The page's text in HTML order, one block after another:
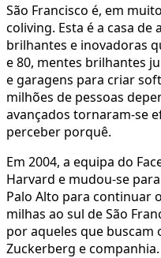
São Francisco é, em
coliving. Esta é a casa de
brilhantes e inovadoras
e 80, mentes brilhantes
e garagens para criar
milhões de pessoas
avançados tornaram-se
perceber porquê.
Em 2004, a equipa do
Harvard e mudou-se
Palo Alto para continuar
milhas ao sul de São
por aqueles que buscam
Zuckerberg e companhia.